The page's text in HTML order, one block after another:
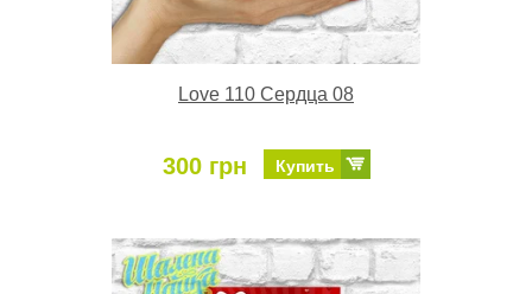
Love 110 Сердца 08
300 грн Купить